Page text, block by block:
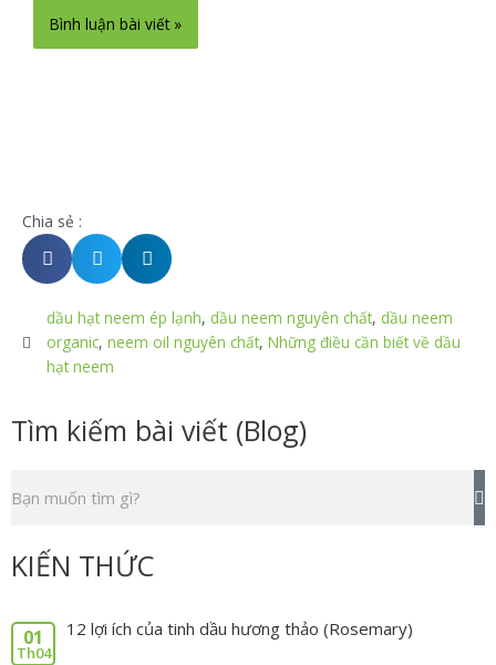
Chia sẻ :
dầu hạt neem ép lạnh, dầu neem nguyên chất, dầu neem
organic,neem oil nguyên chất,Những điều cần biết về dầu
hạt neem
Tìm kiếm bài viết (Blog)
kiếm
KIẾN THỨC
01
Th04
12 lợi ích của tinh dầu hương thảo (Rosemary)